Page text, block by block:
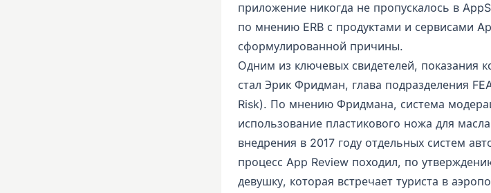
приложение никогда не пропускалось в
по мнению ERB с продуктами и сервисами
сформулированной причины.
Одним из ключевых свидетелей, показания
стал Эрик Фридман, глава подразделения
Risk). По мнению Фридмана, система
использование пластикового ножа для
внедрения в 2017 году отдельных систем
процесс App Review походил, по
девушку, которая встречает туриста в